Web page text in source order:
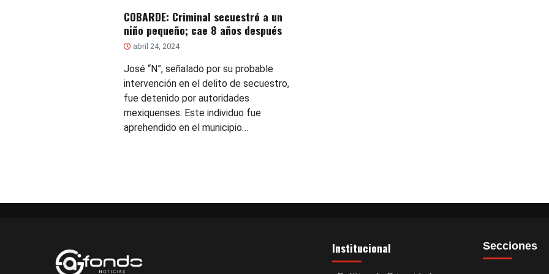
COBARDE: Criminal secuestró a un
niño pequeño; cae 8 años después
abril 24, 2024
José “N”, señalado por su probable
intervención en el delito de secuestro,
fue detenido por autoridades
mexiquenses. Este individuo fue
aprehendido en el municipio…
Institucional Secciones